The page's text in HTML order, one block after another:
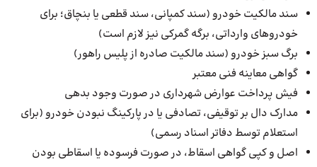
سند مالکیت خودرو (سند کمپانی، سند قطعی یا بنچاق؛ برای
خودروهای وارداتی، برگه گمرکی نیز لازم است)
برگ سبز خودرو (سند مالکیت صادره از پلیس راهور)
گواهی معاینه فنی معتبر
فیش پرداخت عوارض شهرداری در صورت وجود بدهی
مدارک دال بر توقیفی، تصادفی یا در پارکینگ نبودن خودرو (برای
استعلام توسط دفاتر اسناد رسمی)
اصل و کپی گواهی اسقاط، در صورت فرسوده یا اسقاطی بودن